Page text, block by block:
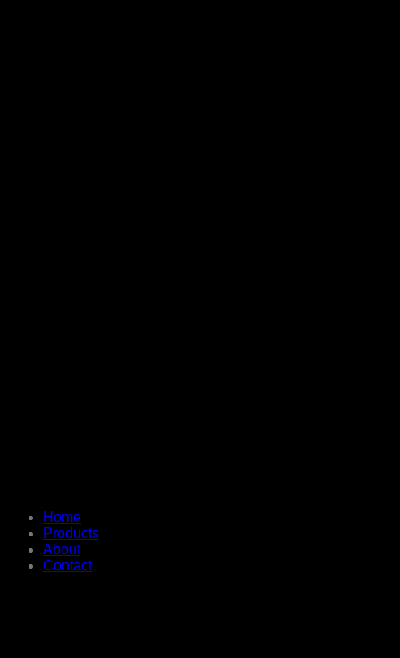
Home
Products
About
Contact